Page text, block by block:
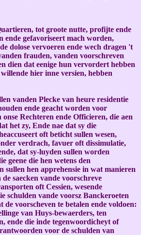
tot groote nutte, profijte ende
ende gefavoriseert mach worden,
dolose vervoeren ende wech dragen 't
frauden, vanden voorschreven
dien dat eenige hun vervordert hebben
hier inne versien, hebben
vanden Plecke van heure residentie
ende geacht worden voor
Rechteren ende Officieren, die aen
het zy, Ende nae dat sy die
oft beticht sullen wesen,
verdrach, favuer oft dissimulatie,
dat sy-luyden sullen worden
geene die hen wetens den
sullen hen apprehensie in wat manieren
saecken vande voorschreve
oft Cessien, wesende
schulden vande voorsz Banckeroeten
voorscheven te betalen ende voldoen:
van Huys-bewaerders, ten
ende die inde tegenwoordicheyt of
voor de schulden van